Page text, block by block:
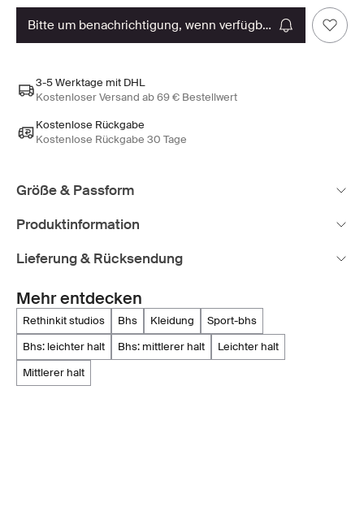
bitte um benachrichtigung, wenn verfügbar
3-5 Werktage mit DHL
Kostenloser Versand ab 69 € Bestellwert
Kostenlose Rückgabe
Kostenlose Rückgabe 30 Tage
Größe & Passform
Produktinformation
Lieferung & Rücksendung
Mehr entdecken
rethinkit studios bhs kleidung
sport-bhs
bhs: leichter halt
bhs: mittlerer halt
leichter halt
mittlerer halt